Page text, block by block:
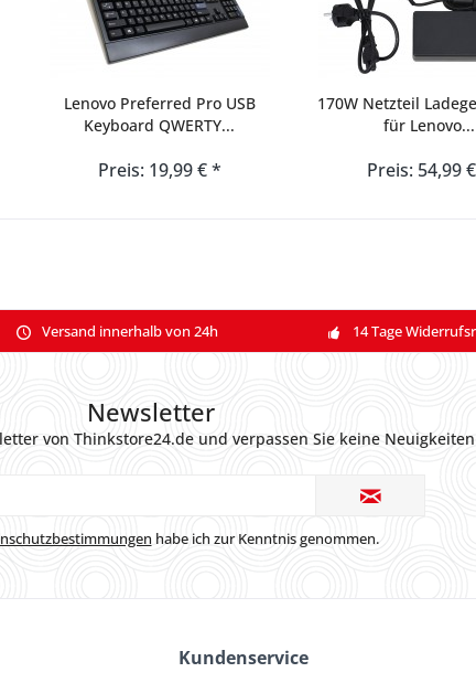
Lenovo Preferred Pro USB
Keyboard QWERTY...
Preis: 19,99 € *
170W Netzteil
für Lenovo...
Preis: 54,99
Versand innerhalb von 24h 14 Tage
Newsletter
von Thinkstore24.de und verpassen Sie keine
habe ich zur Kenntnis genommen.
Kundenservice